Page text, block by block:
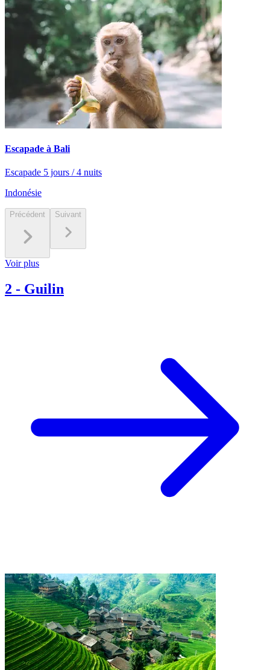
Escapade à Bali
Escapade 5 jours / 4 nuits
Indonésie
Précédent Suivant
Voir plus
2 - Guilin